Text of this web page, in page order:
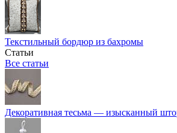
Текстильный бордюр из бахромы
Статьи
Все статьи
Декоративная тесьма — изысканный